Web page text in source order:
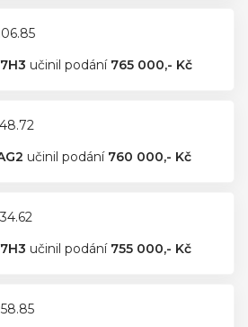
učinil podání 765 000,- Kč
učinil podání 760 000,- Kč
učinil podání 755 000,- Kč